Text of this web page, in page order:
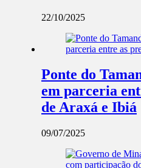
22/10/2025
Ponte do
em parceria
de Araxá e Ibiá
09/07/2025